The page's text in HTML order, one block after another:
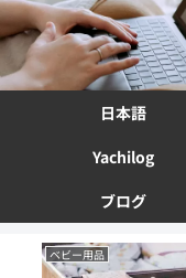
日本語
Yachilog
ブログ
ベビー用品